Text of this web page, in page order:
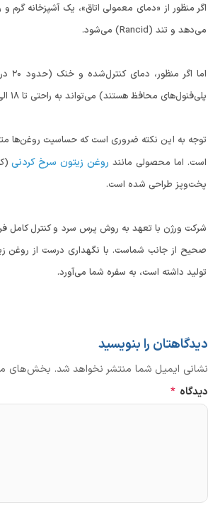
اگر منظور از «دمای معمولی اتاق»، یک آشپزخانه
می‌دهد و تند (Rancid) می‌شود.
پلی‌فنول‌های محافظ هستند) می‌تواند به راحتی تا ۱۸ الی ۲۴ ماه پس از برداشت (نه لزوماً تاریخ بسته‌بندی) کیفیت خود را حفظ کند.
توجه به این نکته ضروری است که حساسیت روغن‌ها
است. اما محصولی مانند روغن زیتون سرخ کردنی
پخت‌وپز طراحی شده است.
شرکت ورژن با تعهد به روش پرس سرد و کنترل کامل
صحیح از جانب شماست. با نگهداری درست از روغن
تولید داشته است، به سفره شما می‌آورد.
دیدگاهتان را بنویسید
نشانی ایمیل شما منتشر نخواهد شد. بخش‌های
دیدگاه *